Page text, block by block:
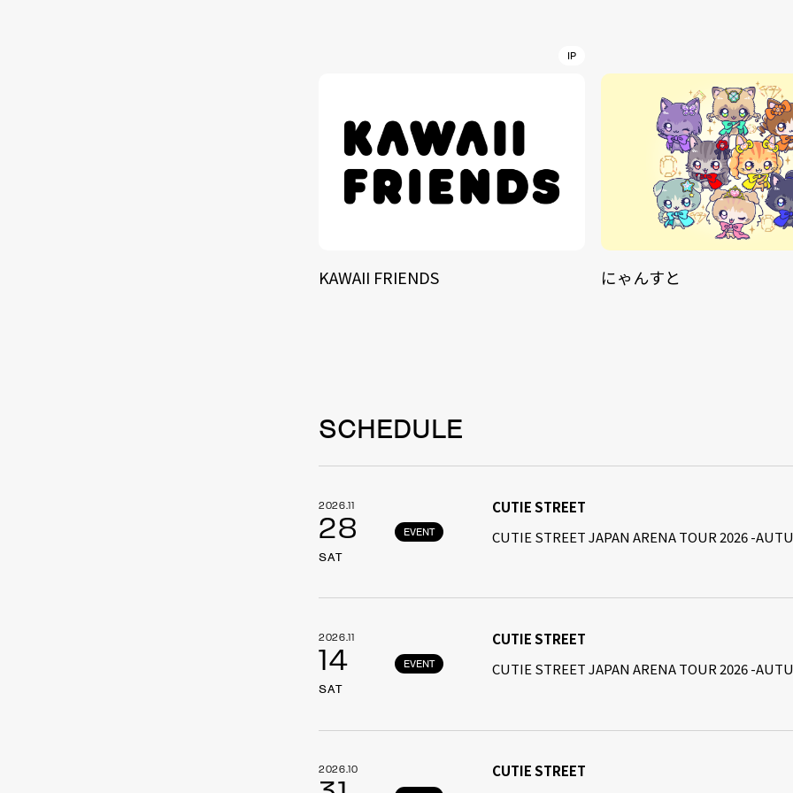
IP
KAWAII FRIENDS にゃんすと
SCHEDULE
2026.11
28
SAT
EVENT
CUTIE STREET
CUTIE STREET JAPAN ARENA TOUR 2026 -
2026.11
14
SAT
EVENT
CUTIE STREET
CUTIE STREET JAPAN ARENA TOUR 2026 -
2026.10
CUTIE STREET